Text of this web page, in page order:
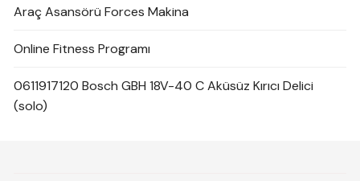
Araç Asansörü Forces Makina
Online Fitness Programı
0611917120 Bosch GBH 18V-40 C Aküsüz Kırıcı Delici
(solo)